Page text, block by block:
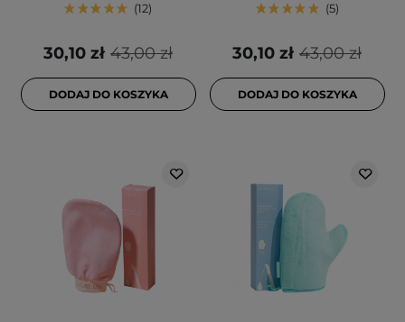
12
43,00 zł
30,10 zł
DODAJ DO KOSZYKA
5
43,00 zł
30,10 zł
DODAJ DO KOSZYKA